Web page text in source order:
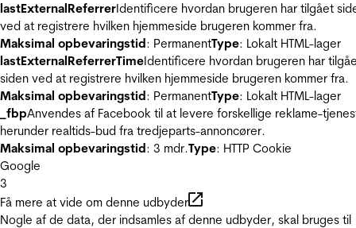
lastExternalReferrerIdentificere hvordan brugeren har tilgået
ved at registrere hvilken hjemmeside brugeren kommer fra.
Maksimal opbevaringstid: PermanentType: Lokalt HTML-lager
lastExternalReferrerTimeIdentificere hvordan brugeren har
siden ved at registrere hvilken hjemmeside brugeren kommer fra.
Maksimal opbevaringstid: PermanentType: Lokalt HTML-lager
_fbpAnvendes af Facebook til at levere forskellige reklame-
herunder realtids-bud fra tredjeparts-annoncører.
Maksimal opbevaringstid: 3 mdr.Type: HTTP Cookie
Google
3
Få mere at vide om denne udbyder
Nogle af de data, der indsamles af denne udbyder, skal bruges til